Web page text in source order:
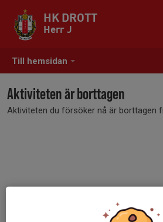
Till hemsidan
HK DROTT
Herr J
Aktiviteten är borttagen
Aktiviteten du försöker nå är borttagen